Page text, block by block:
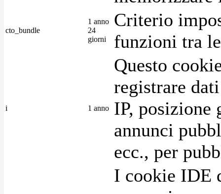
cto_bundle
1 anno
24
giorni
Criterio
funzioni tra
i 1 anno
Questo
registrare
IP, posizione
annunci
ecc., per
I cookie IDE